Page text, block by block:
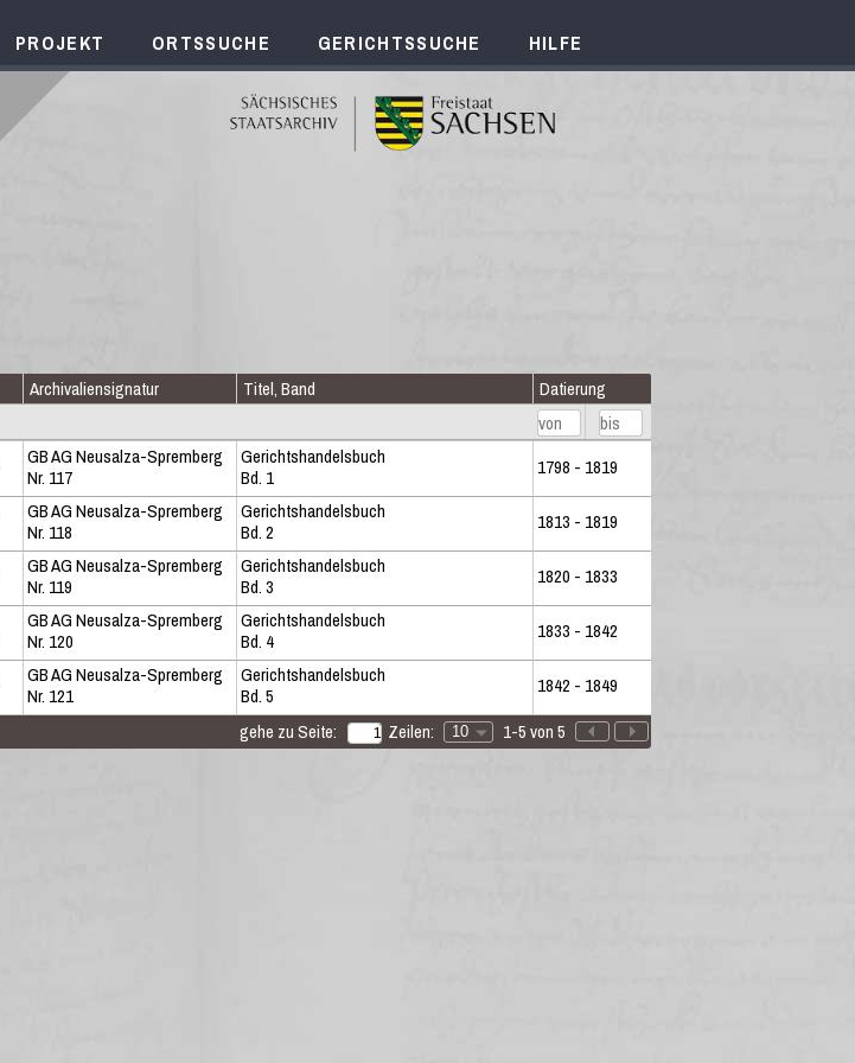
PROJEKT ORTSSUCHE GERICHTSSUCHE HILFE
Archivaliensignatur Titel, Band Datierung
GB AG Neusalza-Spremberg
Nr. 117
Gerichtshandelsbuch
Bd. 1
1798 - 1819
GB AG Neusalza-Spremberg
Nr. 118
Gerichtshandelsbuch
Bd. 2
1813 - 1819
GB AG Neusalza-Spremberg
Nr. 119
Gerichtshandelsbuch
Bd. 3
1820 - 1833
GB AG Neusalza-Spremberg
Nr. 120
Gerichtshandelsbuch
Bd. 4
1833 - 1842
GB AG Neusalza-Spremberg
Nr. 121
Gerichtshandelsbuch
Bd. 5
1842 - 1849
1-5 von 5
10
Zeilen:
gehe zu Seite: